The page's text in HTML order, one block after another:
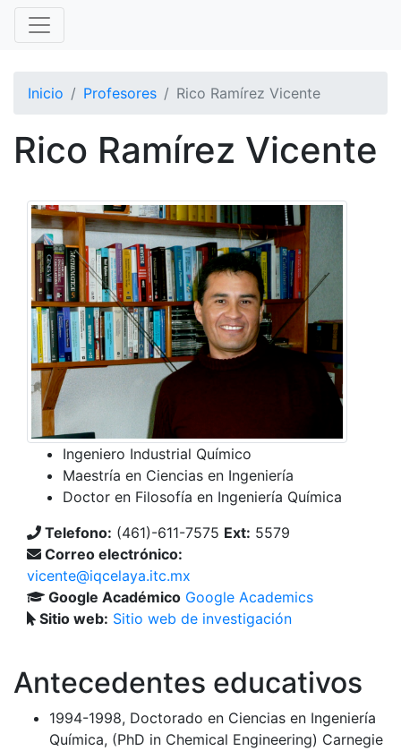
Inicio Profesores Rico Ramírez Vicente
Rico Ramírez Vicente
Ingeniero Industrial Químico
Maestría en Ciencias en Ingeniería
Doctor en Filosofía en Ingeniería Química
Telefono: (461)-611-7575 Ext: 5579
Correo electrónico:
vicente@iqcelaya.itc.mx
Google Académico Google Academics
Sitio web: Sitio web de investigación
Antecedentes educativos
1994-1998, Doctorado en Ciencias en Ingeniería
Química, (PhD in Chemical Engineering) Carnegie